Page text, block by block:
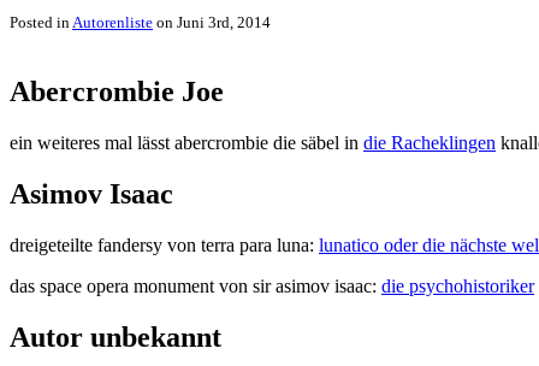
Posted inAutorenliste on Juni 3rd, 2014
Abercrombie Joe
ein weiteres mal lässt abercrombie die säbel in die Racheklingen
Asimov Isaac
dreigeteilte fandersy von terra para luna: lunatico oder die nächste
das space opera monument von sir asimov isaac: die psychohistoriker
Autor unbekannt